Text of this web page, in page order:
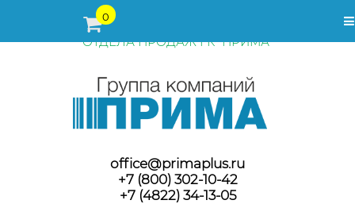
0
ПЕРЕД ОФОРМЛЕНИЕМ ЗАКАЗА, СТОИМОСТЬ И СРОКИ
ПОСТАВКИ ТОВАРА УТОЧНЯЙТЕ У МЕНЕДЖЕРОВ
ОТДЕЛА ПРОДАЖ ГК "ПРИМА"
office@primaplus.ru
+7 (800) 302-10-42
+7 (4822) 34-13-05